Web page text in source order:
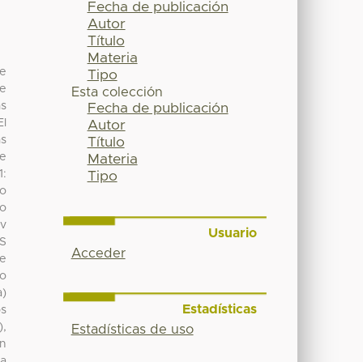
Fecha de publicación
Autor
Título
Materia
Tipo
Esta colección
Fecha de publicación
Autor
Título
Materia
Tipo
Usuario
Acceder
Estadísticas
Estadísticas de uso